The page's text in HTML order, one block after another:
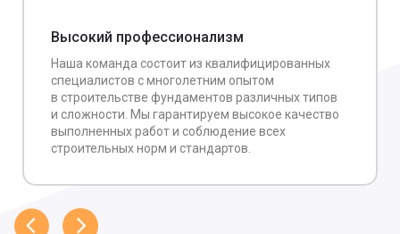
Высокий профессионализм
Наша команда состоит из квалифицированных
специалистов с многолетним опытом
в строительстве фундаментов различных типов
и сложности. Мы гарантируем высокое качество
выполненных работ и соблюдение всех
строительных норм и стандартов.